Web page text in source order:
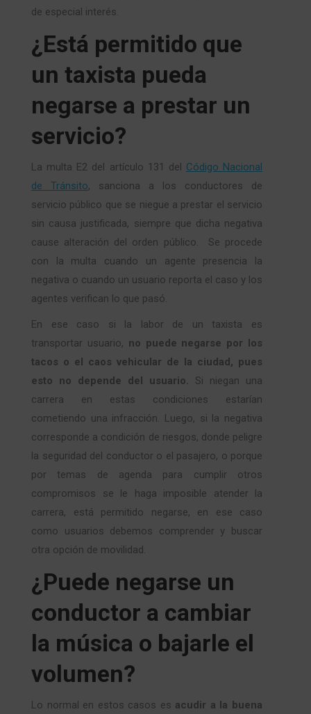
de especial interés.
¿Está permitido que
un taxista pueda
negarse a prestar un
servicio?
La multa E2 del artículo 131 del Código Nacional
de Tránsito, sanciona a los conductores de
servicio público que se niegue a prestar el servicio
sin causa justificada, siempre que dicha negativa
cause alteración del orden público. Se procede
con la multa cuando un agente presencia la
negativa o cuando un usuario reporta el caso y los
agentes verifican lo que pasó.
En ese caso si la labor de un taxista es
transportar usuario, no puede negarse por los
tacos o el caos vehicular de la ciudad, pues
esto no depende del usuario. Si niegan una
carrera en estas condiciones estarían
cometiendo una infracción. Luego, si la negativa
corresponde a condición de riesgos, donde peligre
la seguridad del conductor o el pasajero, o porque
por temas de agenda para cumplir otros
compromisos se le haga imposible atender la
carrera, está permitido negarse, en ese caso
como usuarios debemos comprender y buscar
otra opción de movilidad.
¿Puede negarse un
conductor a cambiar
la música o bajarle el
volumen?
Lo normal en estos casos es acudir a la buena